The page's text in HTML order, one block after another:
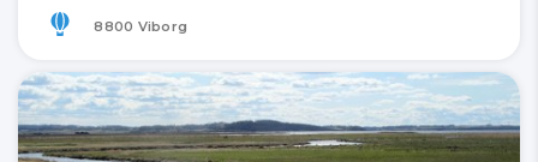
8800 Viborg